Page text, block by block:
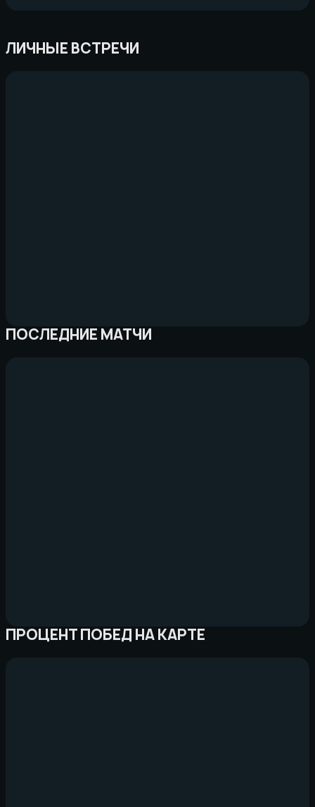
ЛИЧНЫЕ ВСТРЕЧИ
ПОСЛЕДНИЕ МАТЧИ
ПРОЦЕНТ ПОБЕД НА КАРТЕ